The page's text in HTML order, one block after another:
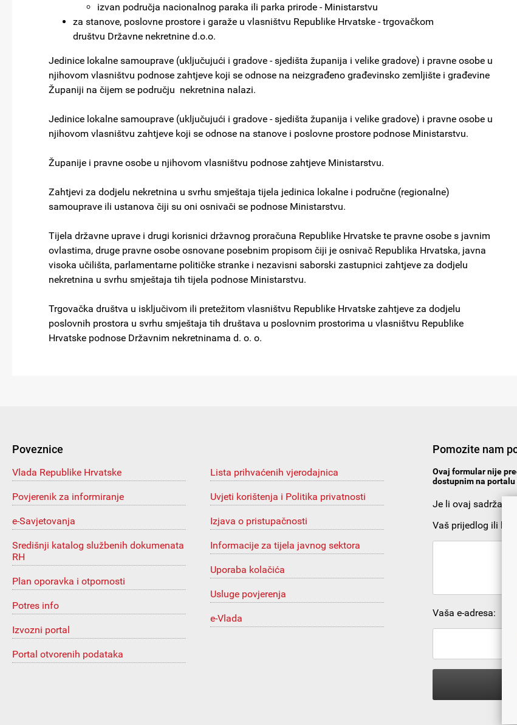
izvan područja nacionalnog paraka ili parka prirode - Ministarstvu
za stanove, poslovne prostore i garaže u vlasništvu Republike Hrvatske - trgovačkom
društvu Državne nekretnine d.o.o.
Jedinice lokalne samouprave (uključujući i gradove - sjedišta županija i velike gradove) i pravne osobe u
njihovom vlasništvu podnose zahtjeve koji se odnose na neizgrađeno građevinsko zemljište i građevine
Županiji na čijem se području nekretnina nalazi.
Jedinice lokalne samouprave (uključujući i gradove - sjedišta županija i velike gradove) i pravne osobe u
njihovom vlasništvu zahtjeve koji se odnose na stanove i poslovne prostore podnose Ministarstvu.
Županije i pravne osobe u njihovom vlasništvu podnose zahtjeve Ministarstvu.
Zahtjevi za dodjelu nekretnina u svrhu smještaja tijela jedinica lokalne i područne (regionalne)
samouprave ili ustanova čiji su oni osnivači se podnose Ministarstvu.
Tijela državne uprave i drugi korisnici državnog proračuna Republike Hrvatske te pravne osobe s javnim
ovlastima, druge pravne osobe osnovane posebnim propisom čiji je osnivač Republika Hrvatska, javna
visoka učilišta, parlamentarne političke stranke i nezavisni saborski zastupnici zahtjeve za dodjelu
nekretnina u svrhu smještaja tih tijela podnose Ministarstvu.
Trgovačka društva u isključivom ili pretežitom vlasništvu Republike Hrvatske zahtjeve za dodjelu
poslovnih prostora u svrhu smještaja tih društava u poslovnim prostorima u vlasništvu Republike
Hrvatske podnose Državnim nekretninama d. o. o.
Poveznice
Vlada Republike Hrvatske
Povjerenik za informiranje
e-Savjetovanja
Središnji katalog službenih dokumenata
RH
Plan oporavka i otpornosti
Potres info
Izvozni portal
Portal otvorenih podataka
Lista prihvaćenih vjerodajnica
Uvjeti korištenja i Politika privatnosti
Izjava o pristupačnosti
Informacije za tijela javnog sektora
Uporaba kolačića
Usluge povjerenja
e-Vlada
Pomozite nam
Ovaj formular nije
dostupnim na
Je li ovaj sadržaj
Vaš prijedlog ili
Vaša e-adresa: